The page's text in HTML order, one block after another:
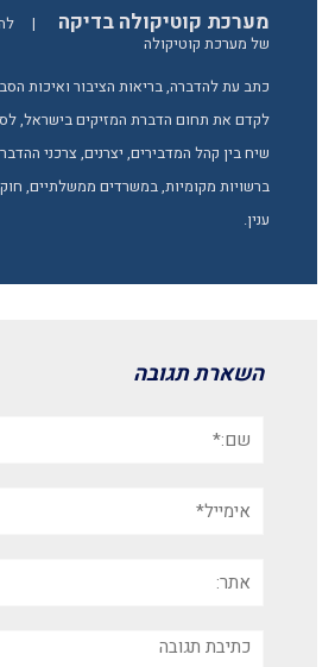
מערכת קוטיקולה בדיקה |
של מערכת קוטיקולה
כתב עת להדברה, בריאות הציבור ואיכות
לקדם את תחום הדברת המזיקים בישראל,
שיח בין קהל המדבירים, יצרנים, צרכני
ברשויות מקומיות, במשרדים ממשלתיים,
ענין.
השארת תגובה
תגובה